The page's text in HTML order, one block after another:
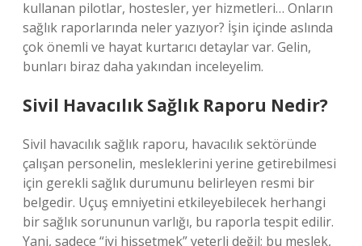
kullanan pilotlar, hostesler, yer hizmetleri… Onların
sağlık raporlarında neler yazıyor? İşin içinde aslında
çok önemli ve hayat kurtarıcı detaylar var. Gelin,
bunları biraz daha yakından inceleyelim.
Sivil Havacılık Sağlık Raporu Nedir?
Sivil havacılık sağlık raporu, havacılık sektöründe
çalışan personelin, mesleklerini yerine getirebilmesi
için gerekli sağlık durumunu belirleyen resmi bir
belgedir. Uçuş emniyetini etkileyebilecek herhangi
bir sağlık sorununun varlığı, bu raporla tespit edilir.
Yani, sadece “iyi hissetmek” yeterli değil; bu meslek,